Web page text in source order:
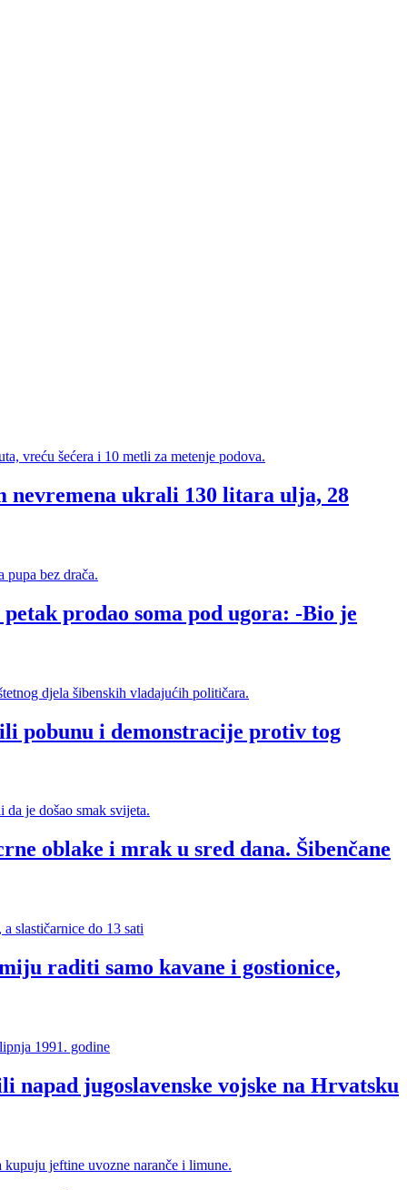
nevremena ukrali 130 litara ulja, 28
prodao soma pod ugora: -Bio je
pobunu i demonstracije protiv tog
oblake i mrak u sred dana. Šibenčane
raditi samo kavane i gostionice,
napad jugoslavenske vojske na Hrvatsku